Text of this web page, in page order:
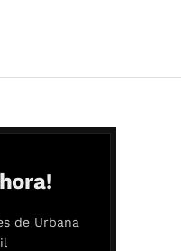
de Urbana